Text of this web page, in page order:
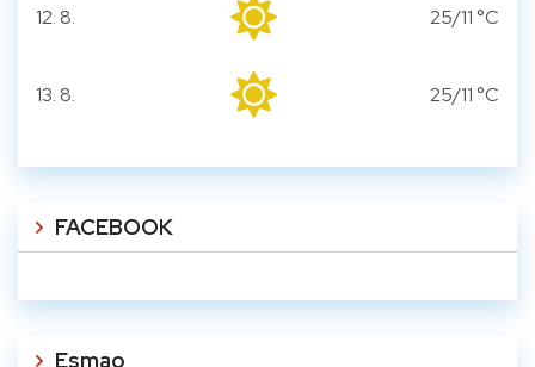
streda
12. 8. 25/11 °C
štvrtok
13. 8. 25/11 °C
FACEBOOK
Esmao